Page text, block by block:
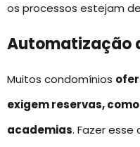
os processos estejam
Automatização
Muitos condomínios
exigem reservas,
academias. Fazer